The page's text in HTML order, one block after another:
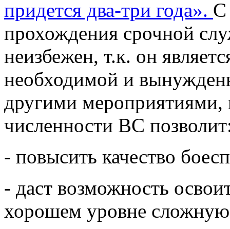
придется два-три года». С
прохождения срочной
неизбежен, т.к. он
необходимой и
другими
численности ВС
- повысить качество
- даст возможность
хорошем уровне